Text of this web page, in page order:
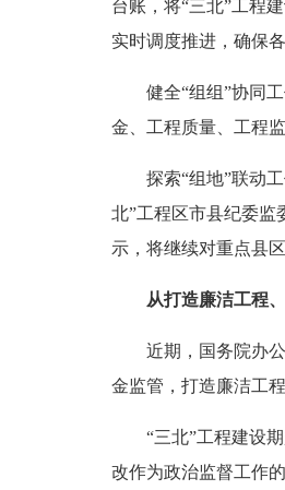
台账，将“三北”工程
实时调度推进，确保
健全“组组”协同工
金、工程质量、工程
探索“组地”联动工
北”工程区市县纪委监
示，将继续对重点县
从打造廉洁工程
近期，国务院办公
金监管，打造廉洁工程
“三北”工程建设期
改作为政治监督工作